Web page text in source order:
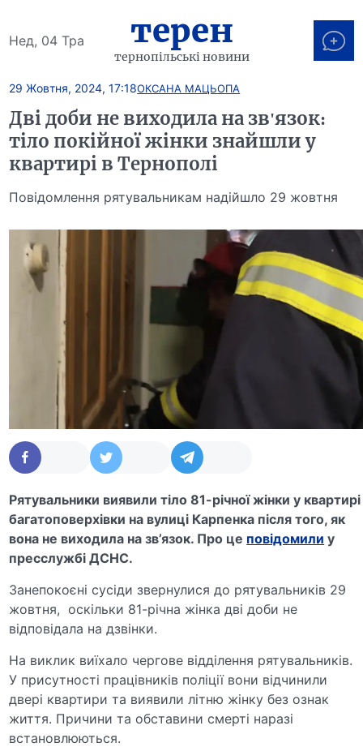
Нед, 04 Тра терен
тернопільські новини
29 Жовтня, 2024, 17:18ОКСАНА МАЦЬОПА
Дві доби не виходила на зв'язок:
тіло покійної жінки знайшли у
квартирі в Тернополі
Повідомлення рятувальникам надійшло 29 жовтня
Рятувальники виявили тіло 81-річної жінки у квартирі
багатоповерхівки на вулиці Карпенка після того, як
вона не виходила на зв’язок. Про це повідомили у
пресслужбі ДСНС.
Занепокоєні сусіди звернулися до рятувальників 29
жовтня, оскільки 81-річна жінка дві доби не
відповідала на дзвінки.
На виклик виїхало чергове відділення рятувальників.
У присутності працівників поліції вони відчинили
двері квартири та виявили літню жінку без ознак
життя. Причини та обставини смерті наразі
встановлюються.